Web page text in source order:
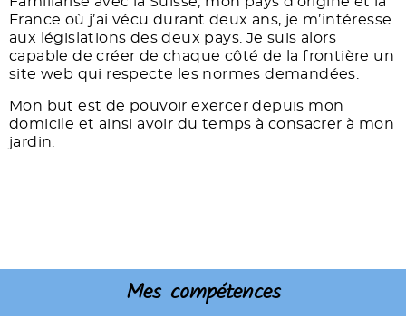
France où j’ai vécu durant deux ans, je m’intéresse
aux législations des deux pays. Je suis alors
capable de créer de chaque côté de la frontière un
site web qui respecte les normes demandées.
Mon but est de pouvoir exercer depuis mon
domicile et ainsi avoir du temps à consacrer à mon
jardin.
Mes compétences